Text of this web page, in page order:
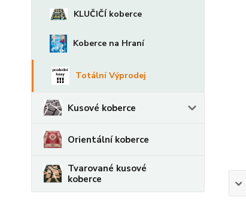
KLUČIČÍ koberce
Koberce na Hraní
Totální Výprodej
Kusové koberce
Orientální koberce
Tvarované kusové
koberce